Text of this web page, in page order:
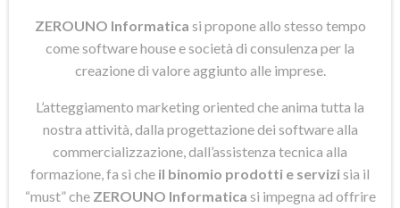
ZEROUNO Informatica si propone allo stesso tempo
come software house e società di consulenza per la
creazione di valore aggiunto alle imprese.
L’atteggiamento marketing oriented che anima tutta la
nostra attività, dalla progettazione dei software alla
commercializzazione, dall’assistenza tecnica alla
formazione, fa si che il binomio prodotti e servizisia il
“must” che ZEROUNO Informatica si impegna ad offrire